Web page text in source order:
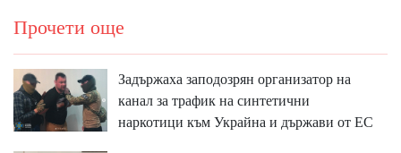
Прочети още
Задържаха заподозрян организатор на
канал за трафик на синтетични
наркотици към Украйна и държави от ЕС